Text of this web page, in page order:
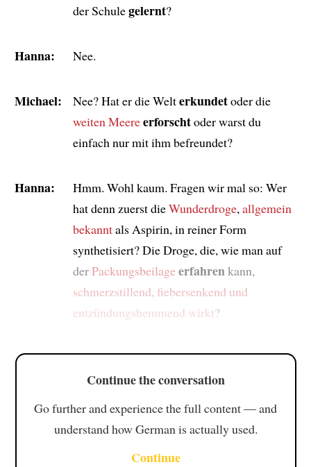
der Schulegelernt?
Hanna: Nee.
Michael: Nee? Hat er die Welterkundetoder die
weiten Meereerforschtoder warst du
einfach nur mit ihm befreundet?
Hanna:
Hmm. Wohl kaum. Fragen wir mal so: Wer
hat denn zuerst dieWunderdroge, allgemein
bekanntals Aspirin, in reiner Form
synthetisiert? Die Droge, die, wie man auf
derPackungsbeilageerfahrenkann,
schmerzstillend, fiebersenkend und
entzündungshemmend wirkt?
Continue the conversation
Go further and experience the full content — and
understand how German is actually used.
Continue